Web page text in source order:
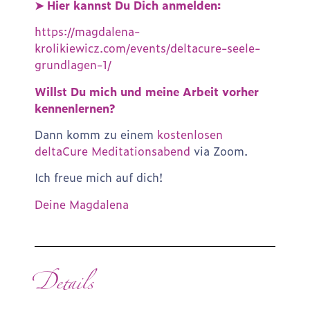
➤ Hier kannst Du Dich anmelden:
https://magdalena-
krolikiewicz.com/events/deltacure-seele-
grundlagen-1/
Willst Du mich und meine Arbeit vorher
kennenlernen?
Dann komm zu einem kostenlosen
deltaCure Meditationsabend via Zoom.
Ich freue mich auf dich!
Deine Magdalena
Details